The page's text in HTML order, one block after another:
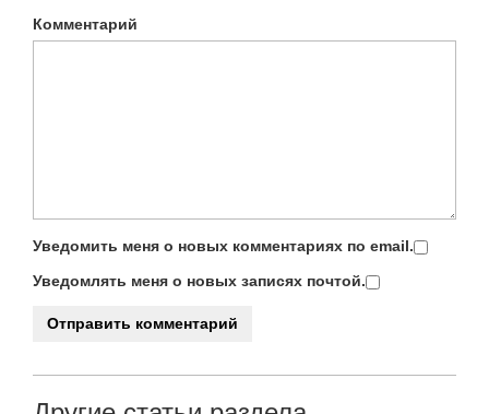
Комментарий
Уведомить меня о новых комментариях по email.
Уведомлять меня о новых записях почтой.